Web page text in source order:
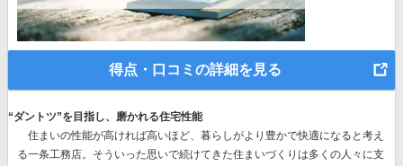
得点・口コミの詳細を見る
“ダントツ”を目指し、磨かれる住宅性能
住まいの性能が高ければ高いほど、暮らしがより豊かで快適になると考え
る一条工務店。そういった思いで続けてきた住まいづくりは多くの人々に支